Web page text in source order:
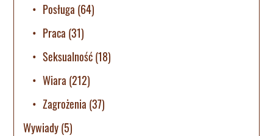
Posługa (64)
Praca (31)
Seksualność(18)
Wiara (212)
Zagrożenia (37)
Wywiady(5)